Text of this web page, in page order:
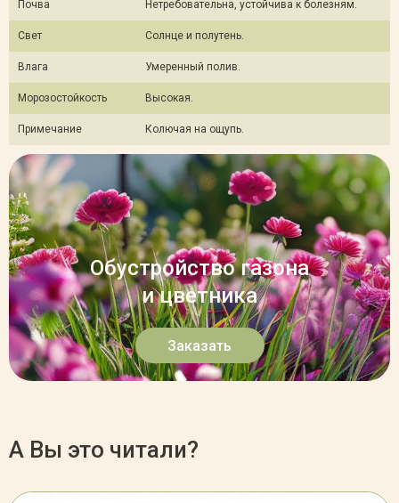
Почва Нетребовательна, устойчива к болезням.
Свет Солнце и полутень.
Влага Умеренный полив.
Морозостойкость Высокая.
Примечание Колючая на ощупь.
Обустройство газона
и цветника
Заказать
А Вы это читали?